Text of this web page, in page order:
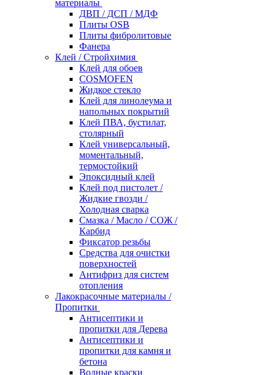
материалы
ДВП / ДСП / МДФ
Плиты OSB
Плиты фибролитовые
Фанера
Клей / Стройхимия
Клей для обоев
COSMOFEN
Жидкое стекло
Клей для линолеума и
напольных покрытий
Клей ПВА, бустилат,
столярный
Клей универсальный,
моментальный,
термостойкий
Эпоксидный клей
Клей под пистолет /
Жидкие гвозди /
Холодная сварка
Смазка / Масло / СОЖ /
Карбид
Фиксатор резьбы
Средства для очистки
поверхностей
Антифриз для систем
отопления
Лакокрасочные материалы /
Пропитки
Антисептики и
пропитки для Дерева
Антисептики и
пропитки для камня и
бетона
Водные краски